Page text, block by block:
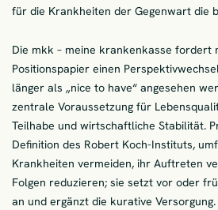
für die Krankheiten der Gegenwart die
Die mkk – meine krankenkasse fordert
Positionspapier einen
länger als „nice to have“ angesehen
zentrale Voraussetzung für
Teilhabe und wirtschaftliche Stabilität.
Definition des Robert Koch-Instituts,
Krankheiten vermeiden, ihr Auftreten
Folgen reduzieren; sie setzt vor oder
an und ergänzt die kurative Versorgung.